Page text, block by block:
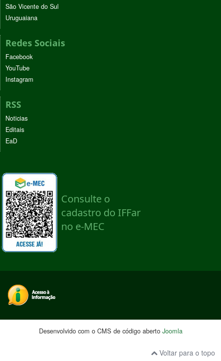
São Vicente do Sul
Uruguaiana
Redes Sociais
Facebook
YouTube
Instagram
RSS
Noticias
Editais
EaD
Desenvolvido com o CMS de código aberto Joomla
Voltar para o topo